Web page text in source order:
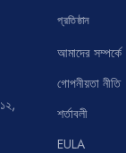
প্রতিষ্ঠান
আমাদের সম্পর্কে
গোপনীয়তা নীতি
শর্তাবলী
EULA